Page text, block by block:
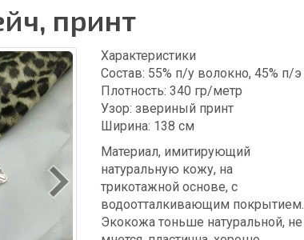
принт
Характеристики
Состав: 55% п/у волокно, 45% п/э
Плотность: 340 гр/метр
Узор: звериный принт
Ширина: 138 см
Материал, имитирующий
натуральную кожу, на
трикотажной основе, с
водоотталкивающим покрытием.
Экокожа тоньше натуральной, не